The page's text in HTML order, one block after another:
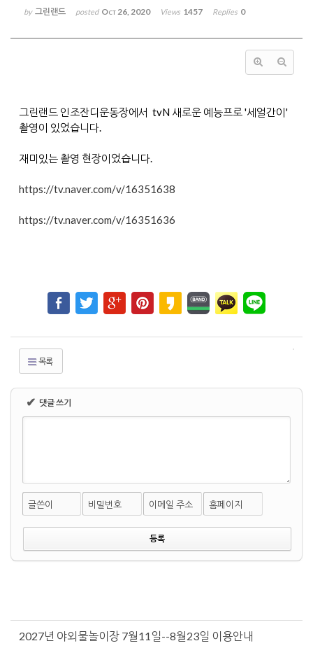
by 그린랜드 posted Oct 26, 2020 Views 1457 Replies 0
그린랜드 인조잔디운동장에서 tvN 새로운 예능프로 '세얼간이'
촬영이 있었습니다.
재미있는 촬영 현장이었습니다.
https://tv.naver.com/v/16351638
https://tv.naver.com/v/16351636
목록
✔ 댓글 쓰기
글쓴이 비밀번호 이메일 주소 홈페이지
2027년 야외물놀이장 7월11일--8월23일 이용안내